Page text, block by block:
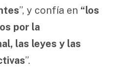
”, y confía en “los
por la
las leyes y las
”.